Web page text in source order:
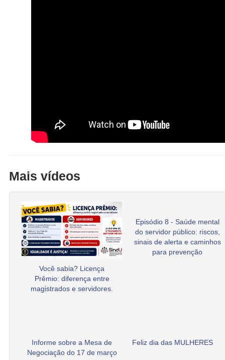
Mais vídeos
Você sabia? Licença
Prêmio: diferença entre
magistrados e servidores.
Episódio 8 - Saúde mental
do servidor público: riscos,
sinais de alerta e caminhos
para prevenção
Informe sobre a Mesa de
Negociação do 17 de março
Feliz dia das MULHERES